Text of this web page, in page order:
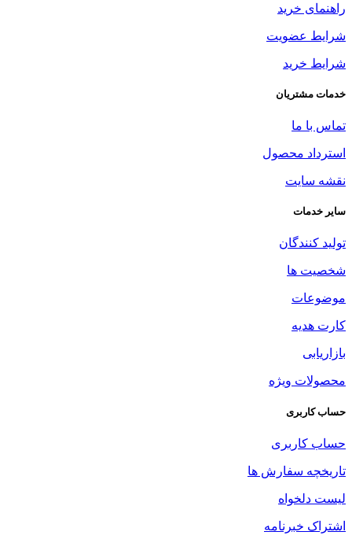
راهنمای خرید
شرایط عضویت
شرایط خرید
خدمات مشتریان
تماس با ما
استرداد محصول
نقشه سایت
سایر خدمات
تولید کنندگان
شخصیت ها
موضوعات
کارت هدیه
بازاریابی
محصولات ویژه
حساب کاربری
حساب کاربری
تاریخچه سفارش ها
لیست دلخواه
اشتراک خبرنامه